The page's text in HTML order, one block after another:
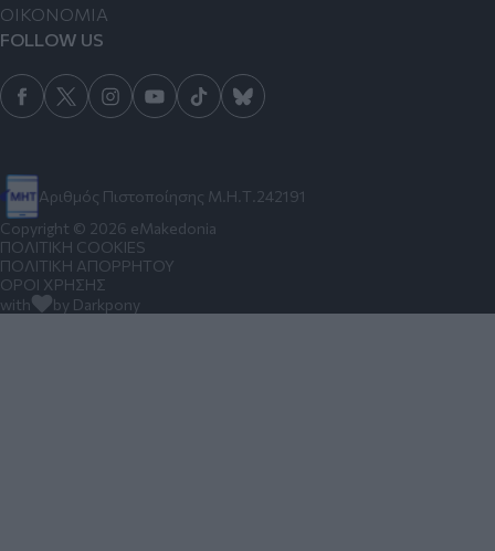
Αριθμός Πιστοποίησης Μ.Η.Τ.242191
ΟΙΚΟΝΟΜΙΑ
FOLLOW US
Copyright © 2026 eMakedonia
ΠΟΛΙΤΙΚΗ COOKIES
ΠΟΛΙΤΙΚΗ ΑΠΟΡΡΗΤΟΥ
ΟΡΟΙ ΧΡΗΣΗΣ
with
by Darkpony